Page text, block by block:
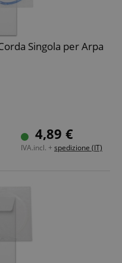
Singola per Arpa
4,89 €
IVA.incl. + spedizione (IT)